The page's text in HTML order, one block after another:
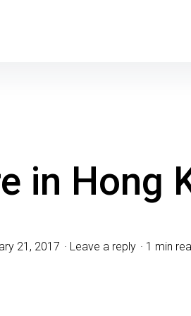
in Hong
21, 2017 Leave a reply 1 min